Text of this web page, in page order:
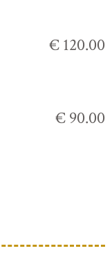
€ 120.00
€ 90.00